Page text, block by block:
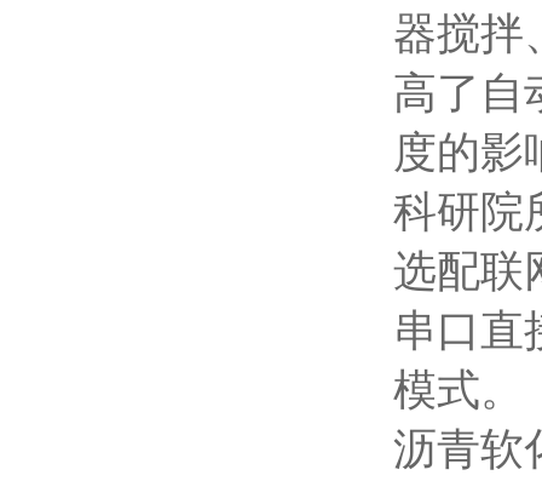
器搅拌
高了自
度的影
科研院
选配联
串口直
模式。
沥青软